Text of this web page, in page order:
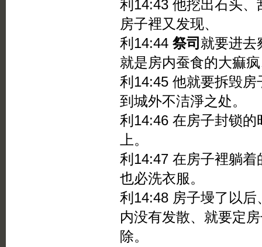
利14:43 他挖出石头
房子裡又发现、
利14:44 祭司 就要进去
就是房内蚕食的大痲
利14:45 他就要拆毁
到城外不洁淨之处。
利14:46 在房子封锁
上。
利14:47 在房子裡躺
也必洗衣服。
利14:48 房子墁了以后
内没有发散、就要定
除。